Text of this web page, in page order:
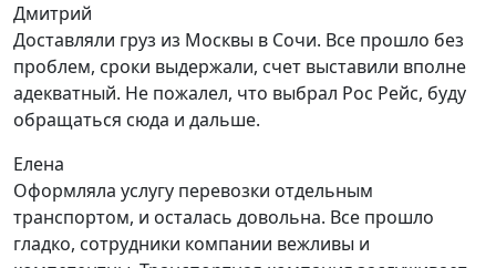
Дмитрий
Доставляли груз из Москвы в Сочи. Все прошло без
проблем, сроки выдержали, счет выставили вполне
адекватный. Не пожалел, что выбрал Рос Рейс, буду
обращаться сюда и дальше.
Елена
Оформляла услугу перевозки отдельным
транспортом, и осталась довольна. Все прошло
гладко, сотрудники компании вежливы и